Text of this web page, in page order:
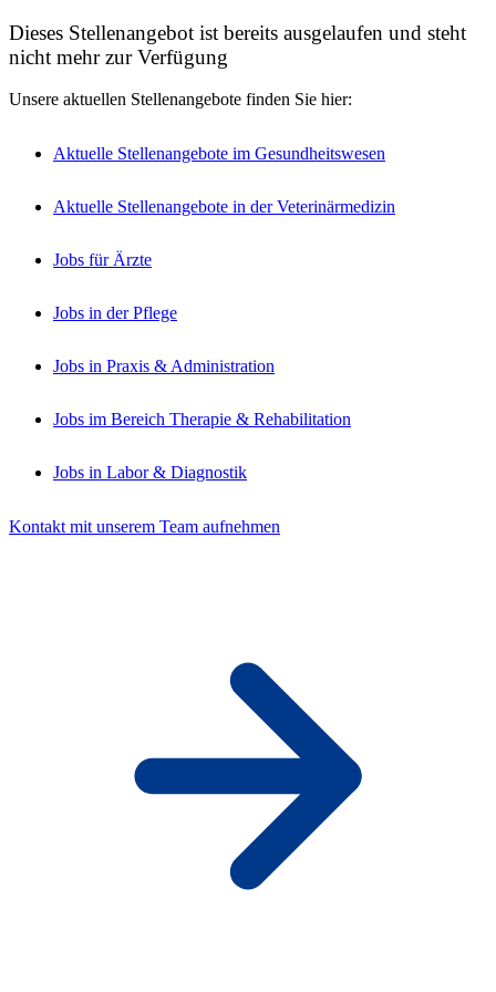
Dieses Stellenangebot ist bereits ausgelaufen und steht
nicht mehr zur Verfügung
Unsere aktuellen Stellenangebote finden Sie hier:
Aktuelle Stellenangebote im Gesundheitswesen
Aktuelle Stellenangebote in der Veterinärmedizin
Jobs für Ärzte
Jobs in der Pflege
Jobs in Praxis & Administration
Jobs im Bereich Therapie & Rehabilitation
Jobs in Labor & Diagnostik
Kontakt mit unserem Team aufnehmen